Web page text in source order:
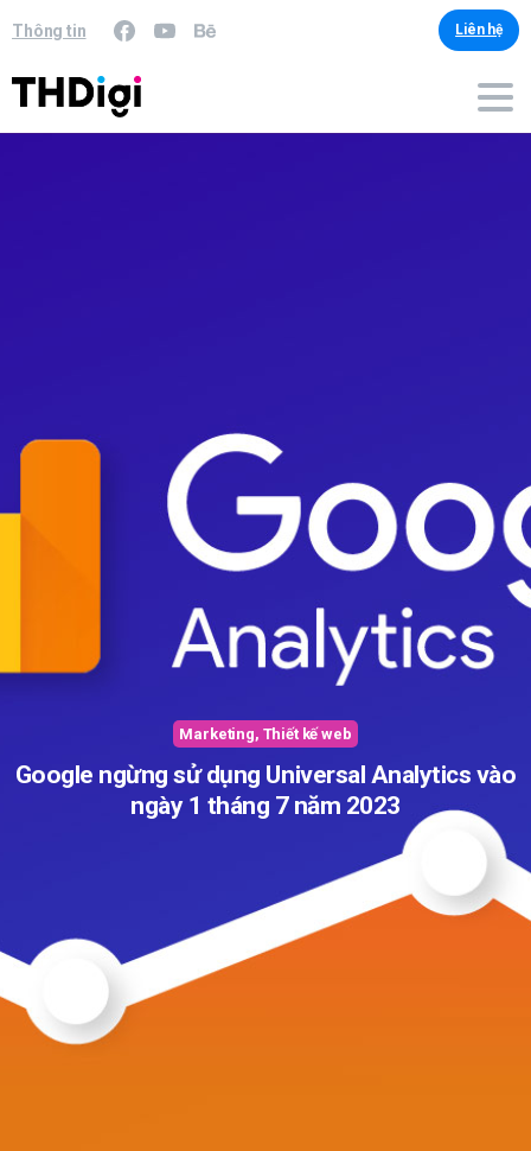
Thông tin Liên hệ
Marketing, Thiết kế web
Google ngừng sử dụng Universal Analytics vào
ngày 1 tháng 7 năm 2023